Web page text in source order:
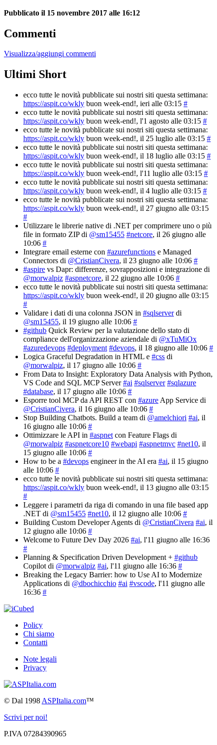
Pubblicato il 15 novembre 2017 alle 16:12
Commenti
Visualizza/aggiungi commenti
Ultimi Short
ecco tutte le novità pubblicate sui nostri siti questa settimana:
https://aspit.co/wkly buon week-end!, ieri alle 03:15 #
ecco tutte le novità pubblicate sui nostri siti questa settimana:
https://aspit.co/wkly buon week-end!, l'1 agosto alle 03:15 #
ecco tutte le novità pubblicate sui nostri siti questa settimana:
https://aspit.co/wkly buon week-end!, il 25 luglio alle 03:15 #
ecco tutte le novità pubblicate sui nostri siti questa settimana:
https://aspit.co/wkly buon week-end!, il 18 luglio alle 03:15 #
ecco tutte le novità pubblicate sui nostri siti questa settimana:
https://aspit.co/wkly buon week-end!, l'11 luglio alle 03:15 #
ecco tutte le novità pubblicate sui nostri siti questa settimana:
https://aspit.co/wkly buon week-end!, il 4 luglio alle 03:15 #
ecco tutte le novità pubblicate sui nostri siti questa settimana:
https://aspit.co/wkly buon week-end!, il 27 giugno alle 03:15
#
Utilizzare le librerie native di .NET per comprimere uno o più
file in formato ZIP di @sm15455 #netcore, il 26 giugno alle
10:06 #
Integrare email esterne con #azurefunctions e Managed
Connectors di @CristianCivera, il 23 giugno alle 10:06 #
#aspire vs Dapr: differenze, sovrapposizioni e integrazione di
@morwalpiz #aspnetcore, il 22 giugno alle 10:06 #
ecco tutte le novità pubblicate sui nostri siti questa settimana:
https://aspit.co/wkly buon week-end!, il 20 giugno alle 03:15
#
Validare i dati di una colonna JSON in #sqlserverdi
@sm15455, il 19 giugno alle 10:06 #
#github Quick Review per la valutazione dello stato di
compliance dell'organizzazione aziendale di @xTuMiOx
#azuredevops #deployment #devops, il 18 giugno alle 10:06 #
Logica Graceful Degradation in HTML e #css di
@morwalpiz, il 17 giugno alle 10:06 #
From Data to Insight: Exploratory Data Analysis with Python,
VS Code and SQL MCP Server#ai #sqlserver #sqlazure
#database, il 17 giugno alle 10:06 #
Esporre tool MCP da API REST con #azure App Service di
@CristianCivera, il 16 giugno alle 10:06 #
Stop Building Chatbots. Build a team di @amelchiori #ai, il
16 giugno alle 10:06 #
Ottimizzare le API in #aspnet con Feature Flags di
@morwalpiz #aspnetcore10 #webapi #aspnetmvc #net10, il
15 giugno alle 10:06 #
How to be a #devops engineer in the AI era #ai, il 15 giugno
alle 10:06 #
ecco tutte le novità pubblicate sui nostri siti questa settimana:
https://aspit.co/wkly buon week-end!, il 13 giugno alle 03:15
#
Leggere i parametri da riga di comando in una file based app
.NET di @sm15455 #net10, il 12 giugno alle 10:06 #
Building Custom Developer Agents di @CristianCivera #ai, il
12 giugno alle 10:06 #
Welcome to Future Dev Day 2026 #ai, l'11 giugno alle 16:36
#
Planning & Specification Driven Development + #github
Copilot di @morwalpiz #ai, l'11 giugno alle 16:36 #
Breaking the Legacy Barrier: how to Use AI to Modernize
Applications di @dbochicchio #ai #vscode, l'11 giugno alle
16:36 #
Policy
Chi siamo
Contatti
Note legali
Privacy
© Dal 1998 ASPItalia.com™
Scrivi per noi!
P.IVA 07284390965